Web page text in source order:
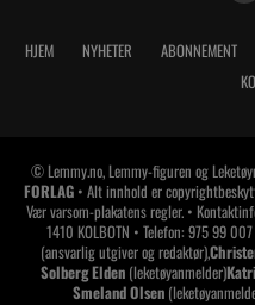
HJEM NYHETER ABONNEMENT
© Lemmy.no, Lemmy-figuren og
FORLAG• Alt innhold er
Vær varsom-plakatens regler. •
1410 KOLBOTN • Telefon: 975 99
(ansvarlig utgiver og redaktør),
Solberg Elden (leketøyanmelder)
Smeland Olsen